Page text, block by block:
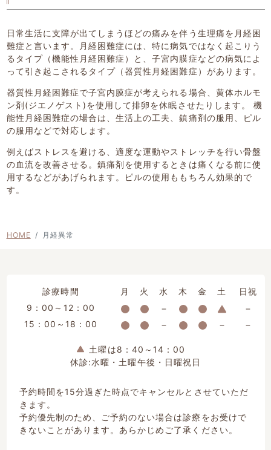
日常生活に支障が出てしまうほどの痛みを伴う生理痛を月経困
難症と言います。月経困難症には、特に病気ではなく起こりう
るタイプ（機能性月経困難症）と、子宮内膜症などの病気によ
って引き起こされるタイプ（器質性月経困難症）があります。
器質性月経困難症で子宮内膜症が考えられる場合、黄体ホルモ
ン剤(ジエノゲスト)を使用して排卵を休眠させたりします。 機
能性月経困難症の場合は、生活上の工夫、鎮痛剤の服用、ピル
の服用などで対応します。
例えばストレスを避ける、適度な運動やストレッチを行い骨盤
の血流を改善させる。鎮痛剤を使用するときは痛くなる前に使
用するなどがあげられます。ピルの使用ももちろん効果的で
す。
HOME 月経異常
土曜は8：40～14：00
休診:水曜・土曜午後・日曜祝日
診療時間 月 火 水 木 金 土
日祝
9：00～12：00
15：00～18：00
予約時間を15分過ぎた時点でキャンセルとさせていただ
きます。
予約優先制のため、ご予約のない場合は診療をお受けで
きないことがあります。あらかじめご了承ください。